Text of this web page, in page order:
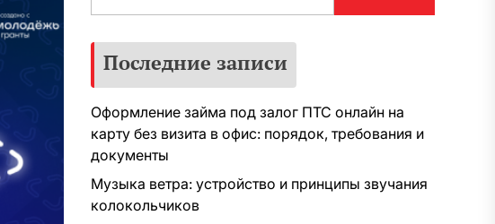
Последние записи
Оформление займа под залог ПТС онлайн на
карту без визита в офис: порядок, требования и
документы
Музыка ветра: устройство и принципы звучания
колокольчиков